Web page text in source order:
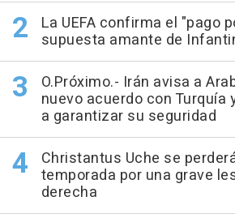
La UEFA confirma el "pago
supuesta amante de
O.Próximo.- Irán avisa a
nuevo acuerdo con Turquía
a garantizar su seguridad
Christantus Uche se
temporada por una grave
derecha